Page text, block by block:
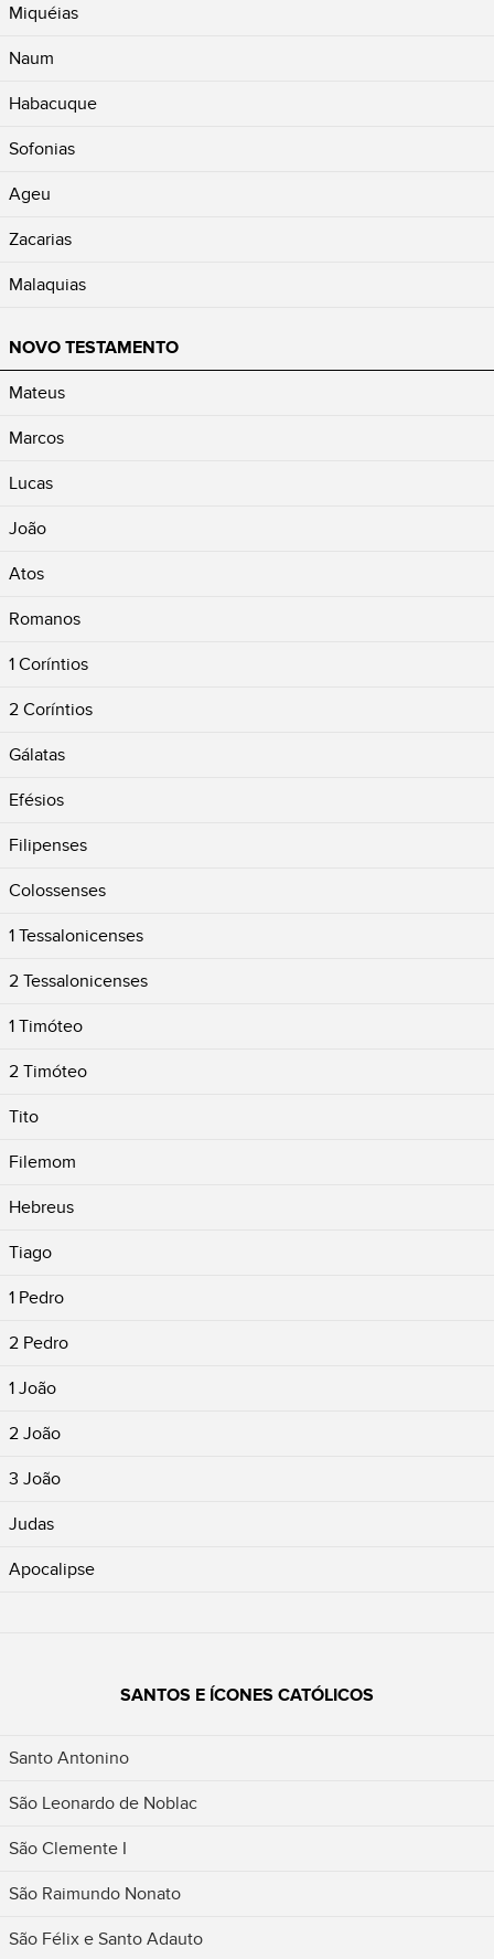
Miquéias
Naum
Habacuque
Sofonias
Ageu
Zacarias
Malaquias
NOVO TESTAMENTO
Mateus
Marcos
Lucas
João
Atos
Romanos
1 Coríntios
2 Coríntios
Gálatas
Efésios
Filipenses
Colossenses
1 Tessalonicenses
2 Tessalonicenses
1 Timóteo
2 Timóteo
Tito
Filemom
Hebreus
Tiago
1 Pedro
2 Pedro
1 João
2 João
3 João
Judas
Apocalipse
SANTOS E ÍCONES CATÓLICOS
Santo Antonino
São Leonardo de Noblac
São Clemente I
São Raimundo Nonato
São Félix e Santo Adauto